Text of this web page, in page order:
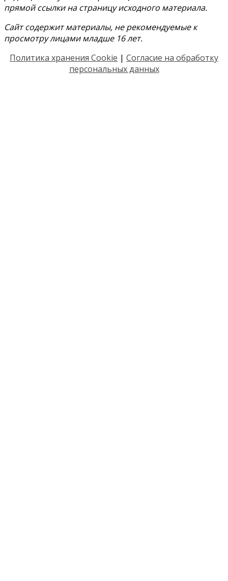
прямой ссылки на страницу исходного материала.
Сайт содержит материалы, не рекомендуемые к
просмотру лицами младше 16 лет.
Политика хранения Cookie | Согласие на обработку
персональных данных